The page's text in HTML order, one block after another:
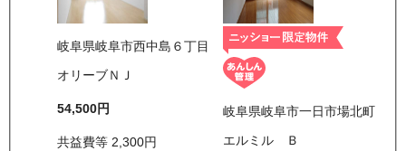
岐阜県岐阜市西中島６丁目
オリーブＮＪ
54,500円
共益費等 2,300円
岐阜県岐阜市一日市場北町
エルミル Ｂ